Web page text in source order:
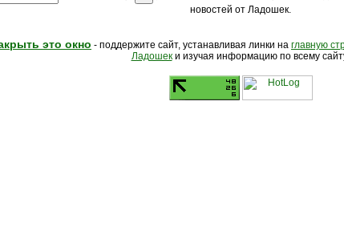
новостей от Ладошек.
это окно - поддержите сайт, устанавливая линки на главную
Ладошеки изучая информацию по всему